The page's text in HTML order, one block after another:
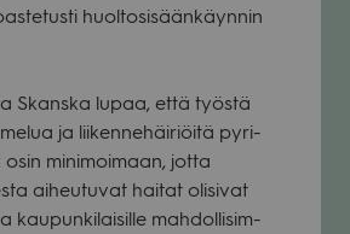
huol­to­si­sään­käyn­nin
Skanska lupaa, että työstä
ja lii­ken­ne­häi­riöitä pyri­
mini­moi­maan, jotta
aiheu­tu­vat hai­tat oli­si­vat
kau­pun­ki­lai­sille mah­dol­li­sim­